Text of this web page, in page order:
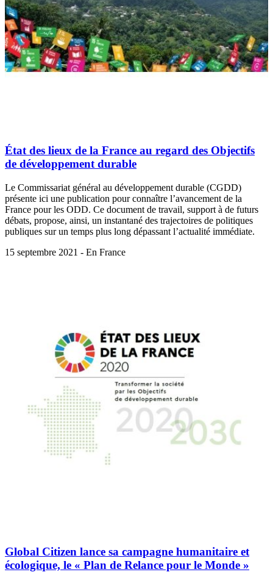
État des lieux de la France au regard des Objectifs
de développement durable
Le Commissariat général au développement durable (CGDD)
présente ici une publication pour connaître l’avancement de la
France pour les ODD. Ce document de travail, support à de futurs
débats, propose, ainsi, un instantané des trajectoires de politiques
publiques sur un temps plus long dépassant l’actualité immédiate.
15 septembre 2021 - En France
Global Citizen lance sa campagne humanitaire et
écologique, le « Plan de Relance pour le Monde »